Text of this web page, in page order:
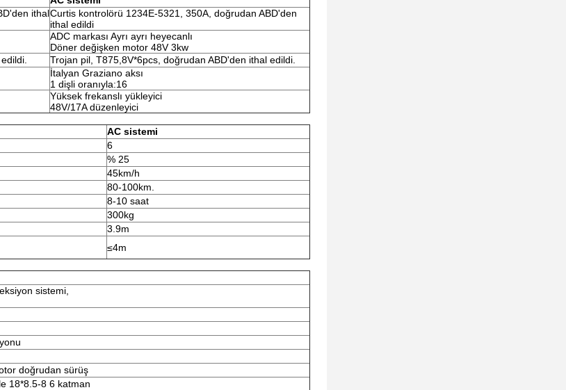
ithalCurtis kontrolörü 1234E-5321, 350A, doğrudan ABD'den
ithal edildi
ADC markası Ayrı ayrı heyecanlı
Döner değişken motor 48V 3kw
Trojan pil, T875,8V*6pcs, doğrudan ABD'den ithal edildi.
İtalyan Graziano aksı
1 dişli oranıyla:16
Yüksek frekanslı yükleyici
48V/17A düzenleyici
AC sistemi
6
% 25
45km/h
80-100km.
8-10 saat
300kg
3.9m
≤4m
sistemi,
doğrudan sürüş
18*8.5-8 6 katman